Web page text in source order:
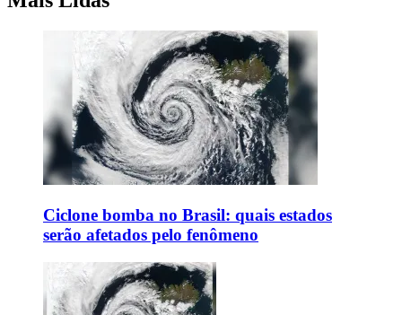
Ciclone bomba no Brasil: quais estados
serão afetados pelo fenômeno